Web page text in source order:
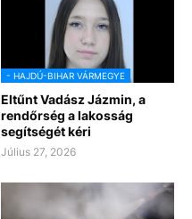
- HAJDÚ-BIHAR VÁRMEGYE
Eltűnt Vadász Jázmin, a
rendőrség a lakosság
segítségét kéri
Július 27, 2026